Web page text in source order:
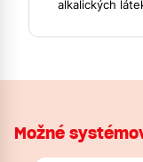
alkalických
Možné